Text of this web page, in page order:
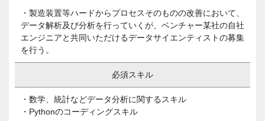
・製造装置等ハードからプロセスそのものの改善において、
データ解析及び分析を行っていくが、ベンチャー某社の自社
エンジニアと共同いただけるデータサイエンティストの募集
を行う。
必須スキル
・数学、統計などデータ分析に関するスキル
・Pythonのコーディングスキル